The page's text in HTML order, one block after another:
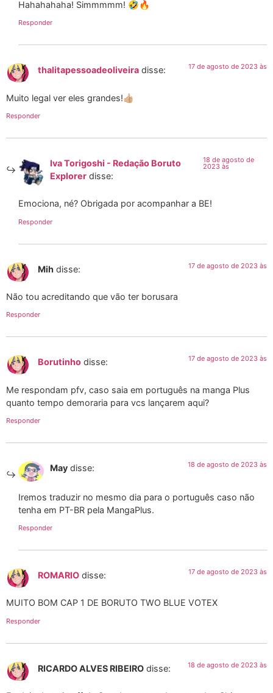
Hahahahaha! Simmmmm! 🤣🔥
Responder
thalitapessoadeoliveira disse: 17 de agosto de 2023 às
Muito legal ver eles grandes!👍🏼
Responder
Iva Torigoshi - Redação Boruto
Explorer disse:
18 de agosto de
2023 às
Emociona, né? Obrigada por acompanhar a BE!
Responder
Mih disse: 17 de agosto de 2023 às
Não tou acreditando que vão ter borusara
Responder
Borutinho disse: 17 de agosto de 2023 às
Me respondam pfv, caso saia em português na manga Plus
quanto tempo demoraria para vcs lançarem aqui?
Responder
May disse: 18 de agosto de 2023 às
Iremos traduzir no mesmo dia para o português caso não
tenha em PT-BR pela MangaPlus.
Responder
ROMARIO disse: 17 de agosto de 2023 às
MUITO BOM CAP 1 DE BORUTO TWO BLUE VOTEX
Responder
RICARDO ALVES RIBEIRO disse: 18 de agosto de 2023 às